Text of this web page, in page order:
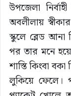
উপজেলা
অবলীলায়
স্কুলে ব্লেড আনা
পর তার মনে
শাস্তি কিংবা
লুকিয়ে ফেলে।